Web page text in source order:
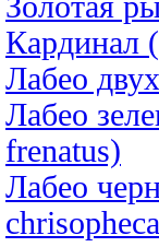
Кардинал
Лабео
Лабео
frenatus)
Лабео